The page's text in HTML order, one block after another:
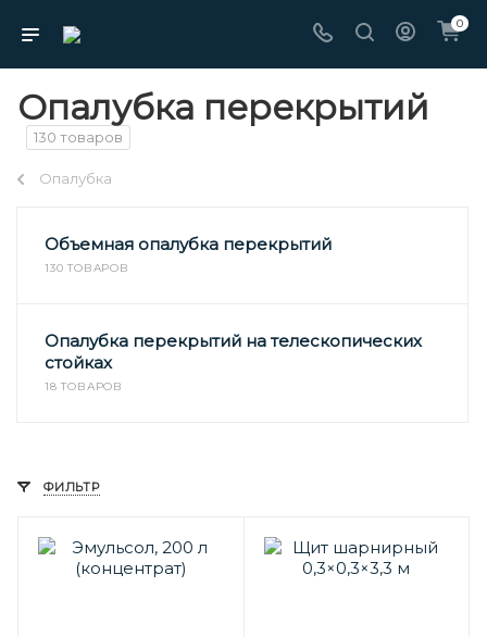
0
Опалубка перекрытий
130 товаров
Опалубка
Объемная опалубка перекрытий
130 ТОВАРОВ
Опалубка перекрытий на телескопических
стойках
18 ТОВАРОВ
ФИЛЬТР